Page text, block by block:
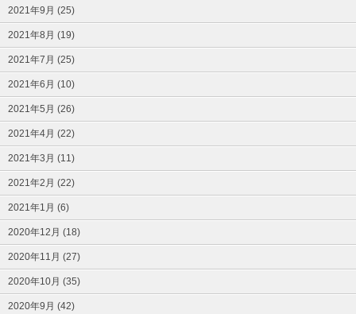
2021年9月 (25)
2021年8月 (19)
2021年7月 (25)
2021年6月 (10)
2021年5月 (26)
2021年4月 (22)
2021年3月 (11)
2021年2月 (22)
2021年1月 (6)
2020年12月 (18)
2020年11月 (27)
2020年10月 (35)
2020年9月 (42)